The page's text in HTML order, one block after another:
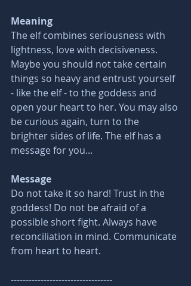
Meaning
The elf combines seriousness with
lightness, love with decisiveness.
Maybe you should not take certain
things so heavy and entrust yourself
- like the elf - to the goddess and
open your heart to her. You may also
be curious again, turn to the
brighter sides of life. The elf has a
message for you...
Message
Do not take it so hard! Trust in the
goddess! Do not be afraid of a
possible short fight. Always have
reconciliation in mind. Communicate
from heart to heart.
----------------------------------